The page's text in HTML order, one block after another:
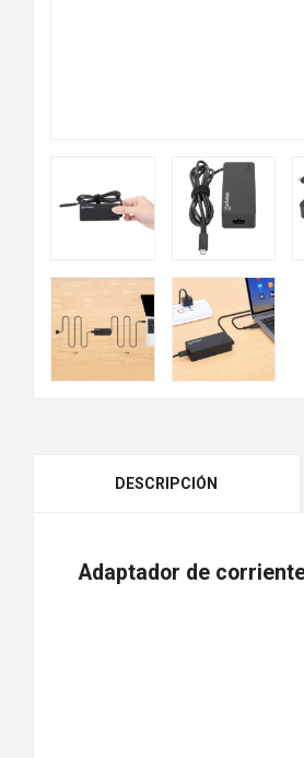
DESCRIPCIÓN
Adaptador de